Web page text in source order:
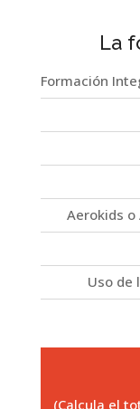
La
Formación
Aerokids o
Uso de
(Calcula el